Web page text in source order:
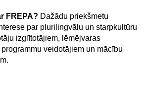
FREPA? Dažādu priekšmetu
par plurilingvālu un starpkultūru
izglītotājiem, lēmējvaras
veidotājiem un mācību